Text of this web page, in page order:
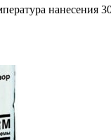
нанесения